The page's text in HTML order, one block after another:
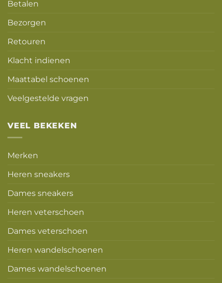
Betalen
Bezorgen
Retouren
Klacht indienen
Maattabel schoenen
Veelgestelde vragen
VEEL BEKEKEN
Merken
Heren sneakers
Dames sneakers
Heren veterschoen
Dames veterschoen
Heren wandelschoenen
Dames wandelschoenen